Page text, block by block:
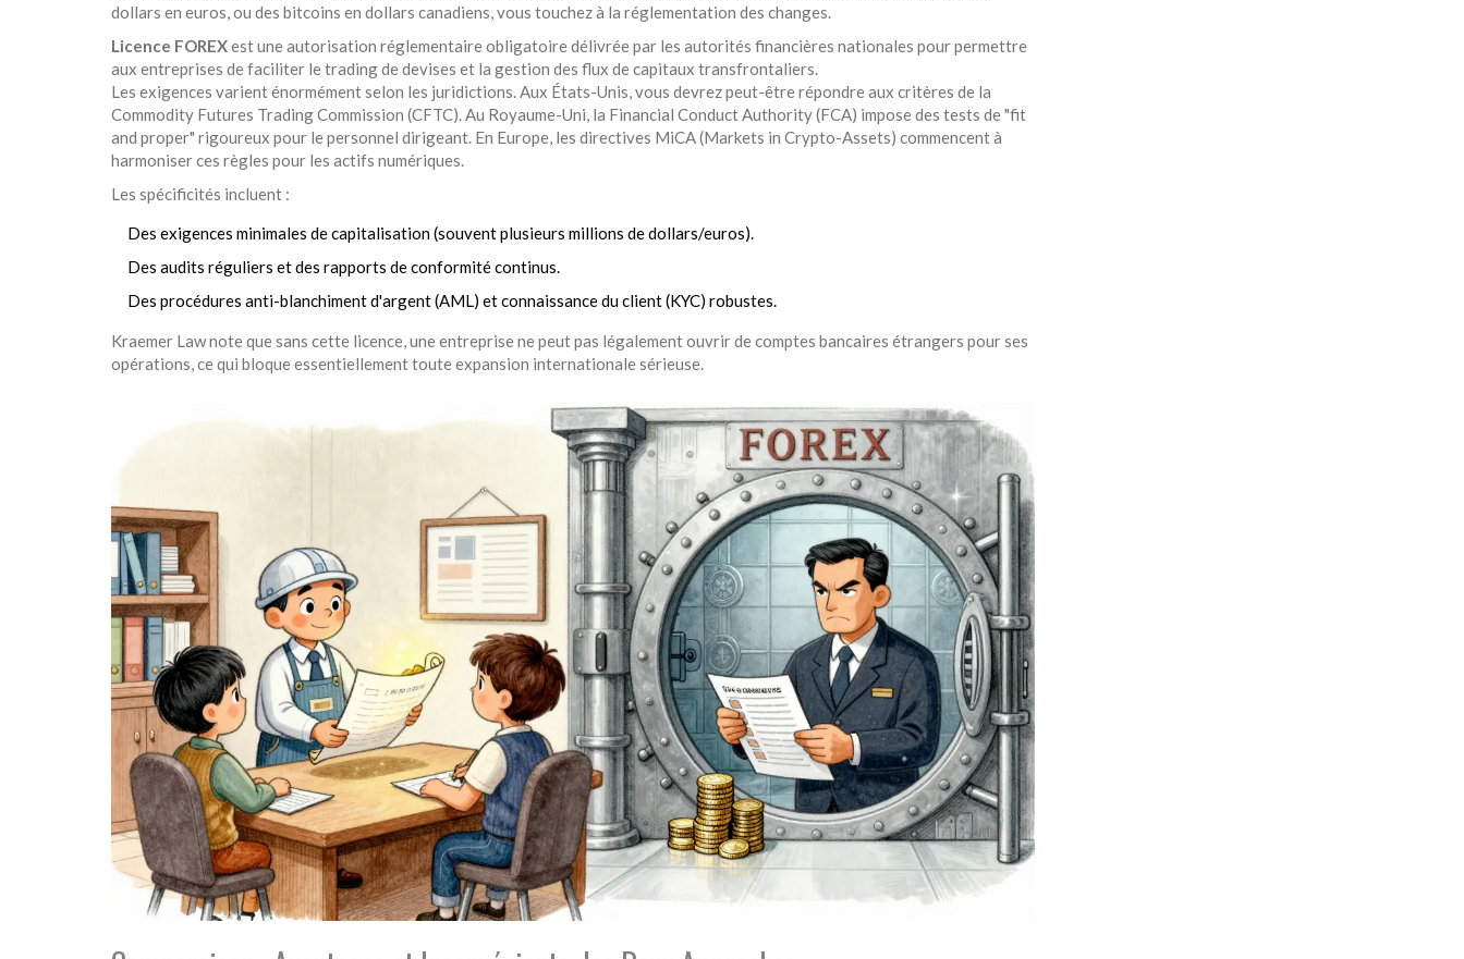
dollars en euros, ou des bitcoins en dollars canadiens, vous touchez à la réglementation des changes.
Licence FOREXestune autorisation réglementaire obligatoire délivrée par les autorités financières nationales pour permettre
aux entreprises de faciliter le trading de devises et la gestion des flux de capitaux transfrontaliers.
Les exigences varient énormément selon les juridictions. Aux États-Unis, vous devrez peut-être répondre aux critères de la
Commodity Futures Trading Commission (CFTC). Au Royaume-Uni, la Financial Conduct Authority (FCA) impose des tests de "fit
and proper" rigoureux pour le personnel dirigeant. En Europe, les directives MiCA (Markets in Crypto-Assets) commencent à
harmoniser ces règles pour les actifs numériques.
Les spécificités incluent :
Des exigences minimales de capitalisation (souvent plusieurs millions de dollars/euros).
Des audits réguliers et des rapports de conformité continus.
Des procédures anti-blanchiment d'argent (AML) et connaissance du client (KYC) robustes.
Kraemer Law note que sans cette licence, une entreprise ne peut pas légalement ouvrir de comptes bancaires étrangers pour ses
opérations, ce qui bloque essentiellement toute expansion internationale sérieuse.